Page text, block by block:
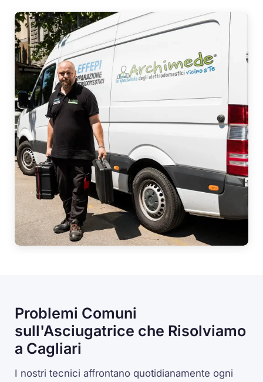
Problemi Comuni
sull'Asciugatrice che Risolviamo
a Cagliari
I nostri tecnici affrontano quotidianamente ogni